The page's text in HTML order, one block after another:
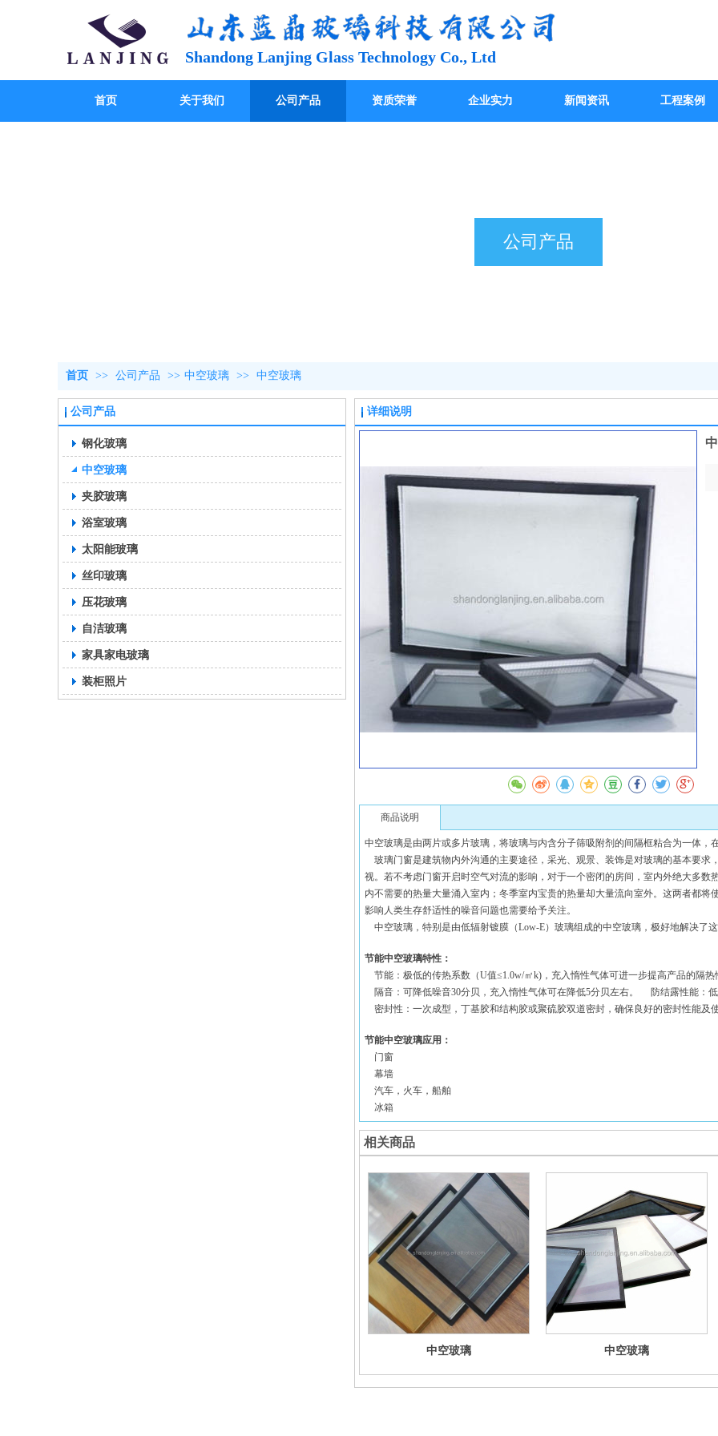
Shandong Lanjing Glass Technology Co., Ltd
首页 关于我们 公司产品 资质荣誉 企业实力 新闻资讯 工程案例
公司产品
首页 >> 公司产品 >> 中空玻璃 >> 中空玻璃
公司产品
钢化玻璃
中空玻璃
夹胶玻璃
浴室玻璃
太阳能玻璃
丝印玻璃
压花玻璃
自洁玻璃
家具家电玻璃
装柜照片
详细说明
商品说明
中空玻璃是由两片或多片玻璃，将玻璃与内含分子筛吸附剂的间隔框粘合为一体，
玻璃门窗是建筑物内外沟通的主要途径，采光、观景、装饰是对玻璃的基本要求
视。若不考虑门窗开启时空气对流的影响，对于一个密闭的房间，室内外绝大多
内不需要的热量大量涌入室内；冬季室内宝贵的热量却大量流向室外。这两者都
影响人类生存舒适性的噪音问题也需要给予关注。
中空玻璃，特别是由低辐射镀膜（Low-E）玻璃组成的中空玻璃，极好地解决了
节能中空玻璃特性：
节能：极低的传热系数（U值≤1.0w/㎡k)，充入惰性气体可进一步提高产品的隔热
隔音：可降低噪音30分贝，充入惰性气体可在降低5分贝左右。 防结露性能：
密封性：一次成型，丁基胶和结构胶或聚硫胶双道密封，确保良好的密封性能及
节能中空玻璃应用：
门窗
幕墙
汽车，火车，船舶
冰箱
相关商品
中空玻璃 中空玻璃